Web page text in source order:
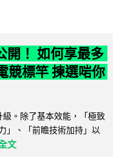
開！ 如何享最多
標竿 揀選啱你
。除了基本效能，「極致
」、「前瞻技術加持」以
文